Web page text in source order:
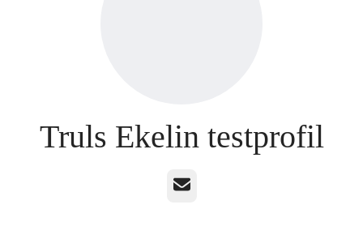
Truls Ekelin testprofil
E-post